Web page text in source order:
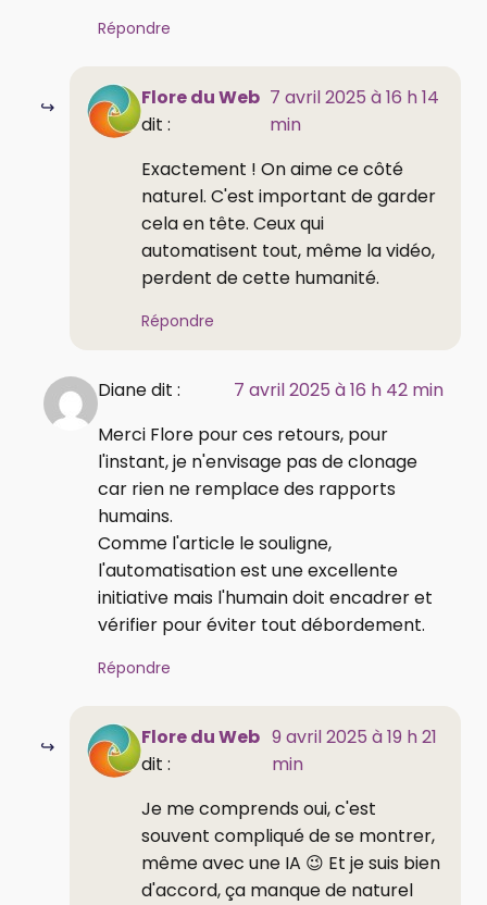
Répondre
Flore du Web
dit :
7 avril 2025 à 16 h 14
min
Exactement ! On aime ce côté
naturel. C'est important de garder
cela en tête. Ceux qui
automatisent tout, même la vidéo,
perdent de cette humanité.
Répondre
Diane dit :
7 avril 2025 à 16 h 42 min
Merci Flore pour ces retours, pour
l'instant, je n'envisage pas de clonage
car rien ne remplace des rapports
humains.
Comme l'article le souligne,
l'automatisation est une excellente
initiative mais l'humain doit encadrer et
vérifier pour éviter tout débordement.
Répondre
Flore du Web
dit :
9 avril 2025 à 19 h 21
min
Je me comprends oui, c'est
souvent compliqué de se montrer,
même avec une IA 😉 Et je suis bien
d'accord, ça manque de naturel